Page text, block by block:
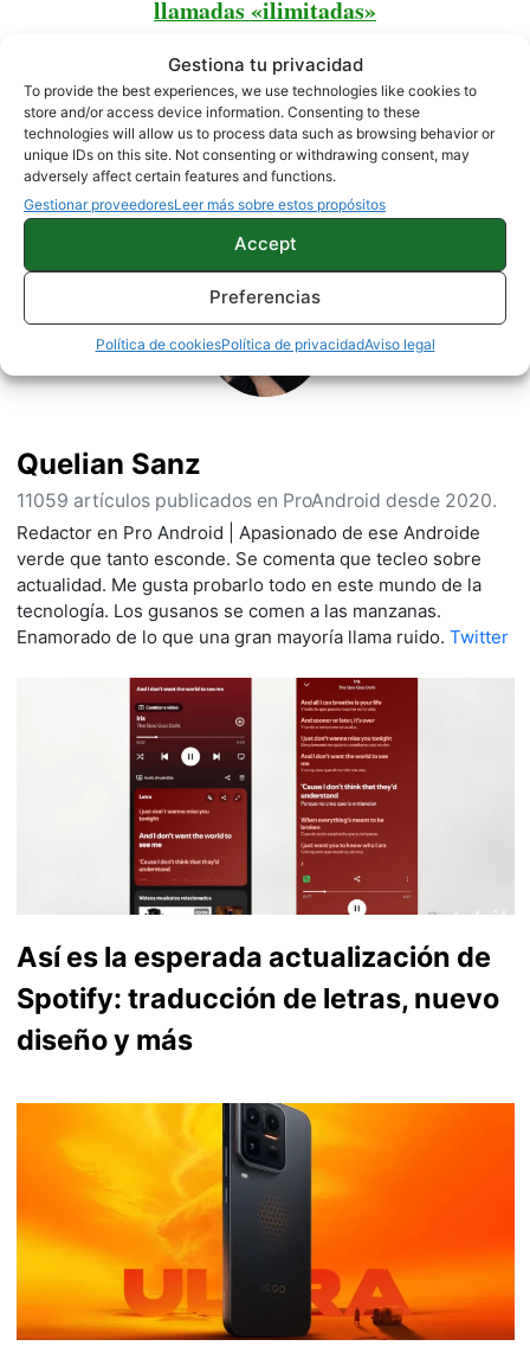
Gestiona tu privacidad
To provide the best experiences, we use technologies like cookies to
store and/or access device information. Consenting to these
technologies will allow us to process data such as browsing behavior or
unique IDs on this site. Not consenting or withdrawing consent, may
adversely affect certain features and functions.
Gestionar proveedoresLeer más sobre estos propósitos
Accept
Preferencias
Política de cookiesPolítica de privacidadAviso legal
llamadas «ilimitadas»
NOTICIAS
Sobre este autor
Quelian Sanz
11059 artículos publicados en ProAndroid desde 2020.
Redactor en Pro Android | Apasionado de ese Androide
verde que tanto esconde. Se comenta que tecleo sobre
actualidad. Me gusta probarlo todo en este mundo de la
tecnología. Los gusanos se comen a las manzanas.
Enamorado de lo que una gran mayoría llama ruido. Twitter
Así es la esperada actualización de
Spotify: traducción de letras, nuevo
diseño y más